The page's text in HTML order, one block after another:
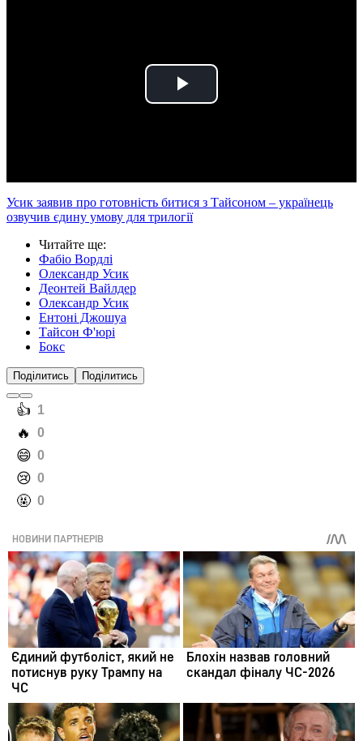
Play
Усик заявив про готовність битися з Тайсоном – українець
озвучив єдину умову для трилогії
Читайте ще:
Фабіо Вордлі
Олександр Усик
Деонтей Вайлдер
Олександр Усик
Ентоні Джошуа
Тайсон Ф'юрі
Бокс
Поділитись Поділитись
️👍 1
️🔥 0
️😄 0
️😢 0
️🤬 0